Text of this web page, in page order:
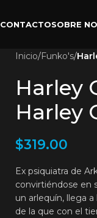
CONTACTOSOBRE
Inicio/Funko's/
Harley
Harley
$319.00
Ex psiquiatra de
convirtiéndose en
un arlequín, llega
de la que con el